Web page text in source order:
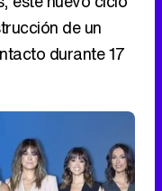
de un
durante 17